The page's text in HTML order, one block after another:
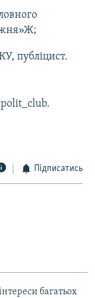
публіцист.
Підписатись
багатьох